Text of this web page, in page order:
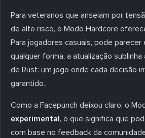
Para veteranos que anseiam por
de alto risco, o Modo Hardcore
Para jogadores casuais, pode parecer
qualquer forma, a atualização
de Rust: um jogo onde cada decisão
garantido.
Como a Facepunch deixou claro, o
experimental, o que significa que
com base no feedback da